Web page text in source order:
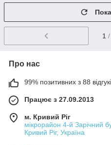
1
Про нас
99% позитивних з 88
Працює з 27.09.2013
м. Кривий Ріг
мікрорайон 4-й Зарічний
Кривий Ріг, Україна